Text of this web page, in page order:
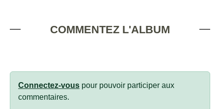
COMMENTEZ L'ALBUM
Connectez-vous pour pouvoir participer aux
commentaires.